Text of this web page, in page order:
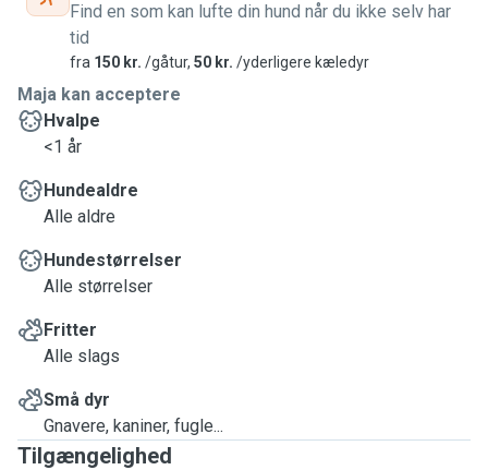
Find en som kan lufte din hund når du ikke selv har
tid
fra 150 kr. /gåtur, 50 kr. /yderligere kæledyr
Maja kan acceptere
Hvalpe
<1 år
Hundealdre
Alle aldre
Hundestørrelser
Alle størrelser
Fritter
Alle slags
Små dyr
Gnavere, kaniner, fugle...
Tilgængelighed